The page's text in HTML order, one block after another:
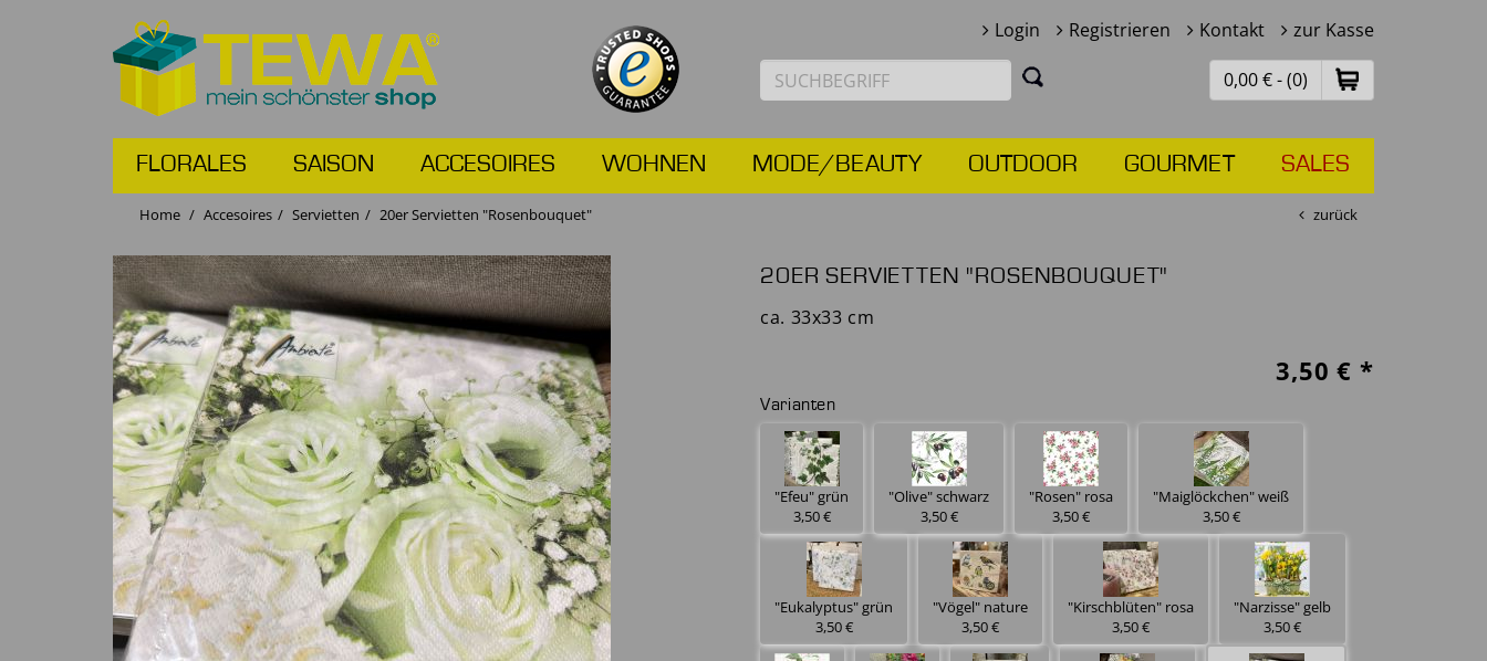
Login Registrieren Kontakt zur Kasse
0,00 € - (0)
FLORALES SAISON ACCESOIRES WOHNEN MODE/BEAUTY OUTDOOR GOURMET SALES
Home Accesoires Servietten 20er Servietten "Rosenbouquet" zurück
20ER SERVIETTEN "ROSENBOUQUET"
ca. 33x33 cm
3,50 € *
Varianten
"Efeu" grün
3,50 €
"Olive" schwarz
3,50 €
"Rosen" rosa
3,50 €
"Maiglöckchen" weiß
3,50 €
"Eukalyptus" grün
3,50 €
"Vögel" nature
3,50 €
"Kirschblüten" rosa
3,50 €
"Narzisse" gelb
3,50 €